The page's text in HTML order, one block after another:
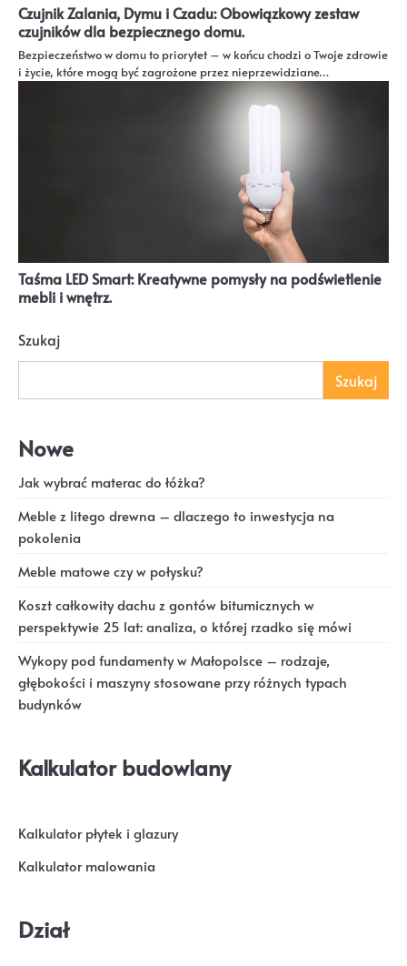
Czujnik Zalania, Dymu i Czadu: Obowiązkowy zestaw
czujników dla bezpiecznego domu.
Bezpieczeństwo w domu to priorytet – w końcu chodzi o Twoje zdrowie
i życie, które mogą być zagrożone przez nieprzewidziane…
Taśma LED Smart: Kreatywne pomysły na podświetlenie
mebli i wnętrz.
Szukaj
Szukaj
Nowe
Jak wybrać materac do łóżka?
Meble z litego drewna – dlaczego to inwestycja na
pokolenia
Meble matowe czy w połysku?
Koszt całkowity dachu z gontów bitumicznych w
perspektywie 25 lat: analiza, o której rzadko się mówi
Wykopy pod fundamenty w Małopolsce – rodzaje,
głębokości i maszyny stosowane przy różnych typach
budynków
Kalkulator budowlany
Kalkulator płytek i glazury
Kalkulator malowania
Dział